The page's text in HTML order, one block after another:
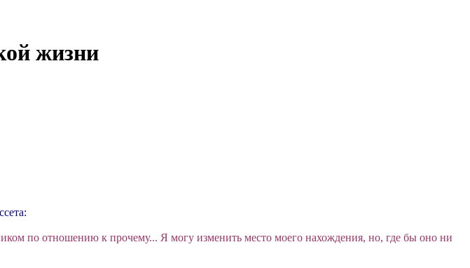
жизни
по отношению к прочему... Я могу изменить место моего нахождения, но, где бы оно ни